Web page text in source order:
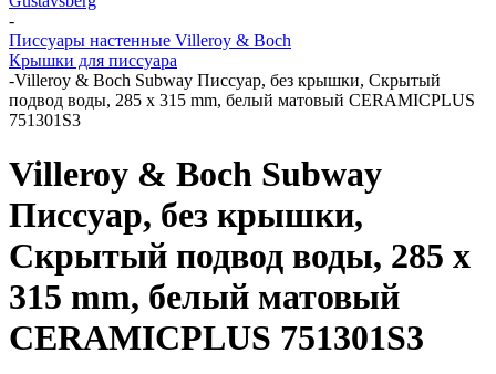
-
Писсуары настенные Villeroy & Boch
Крышки для писсуара
-Villeroy & Boch Subway Писсуар, без крышки, Скрытый
подвод воды, 285 x 315 mm, белый матовый CERAMICPLUS
751301S3
Villeroy & Boch Subway
Писсуар, без крышки,
Скрытый подвод воды, 285 x
315 mm, белый матовый
CERAMICPLUS 751301S3